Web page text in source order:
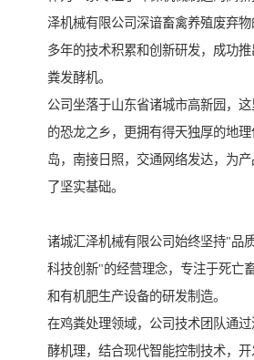
泽机械有限公司深谙畜禽养殖废弃
多年的技术积累和创新研发，成功
粪发酵机。
公司坐落于山东省诸城市高新园，
的恐龙之乡，更拥有得天独厚的地
岛，南接日照，交通网络发达，为
了坚实基础。
诸城汇泽机械有限公司始终坚持"品
科技创新"的经营理念，专注于死亡
和有机肥生产设备的研发制造。
在鸡粪处理领域，公司技术团队通
酵机理，结合现代智能控制技术，